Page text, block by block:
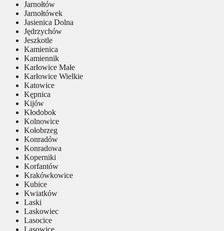
Jarnołtów
Jarnołtówek
Jasienica Dolna
Jędrzychów
Jeszkotle
Kamienica
Kamiennik
Karłowice Małe
Karłowice Wielkie
Katowice
Kępnica
Kijów
Kłodobok
Kolnowice
Kołobrzeg
Konradów
Konradowa
Koperniki
Korfantów
Krakówkowice
Kubice
Kwiatków
Laski
Laskowiec
Lasocice
Lasowice